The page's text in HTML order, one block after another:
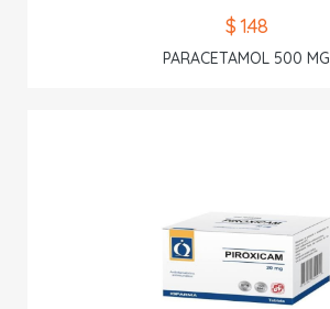
$ 1.48
PARACETAMOL 500 MG